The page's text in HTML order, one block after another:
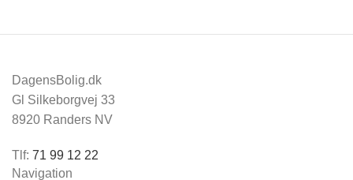
DagensBolig.dk
Gl Silkeborgvej 33
8920 Randers NV
Tlf: 71 99 12 22
Navigation